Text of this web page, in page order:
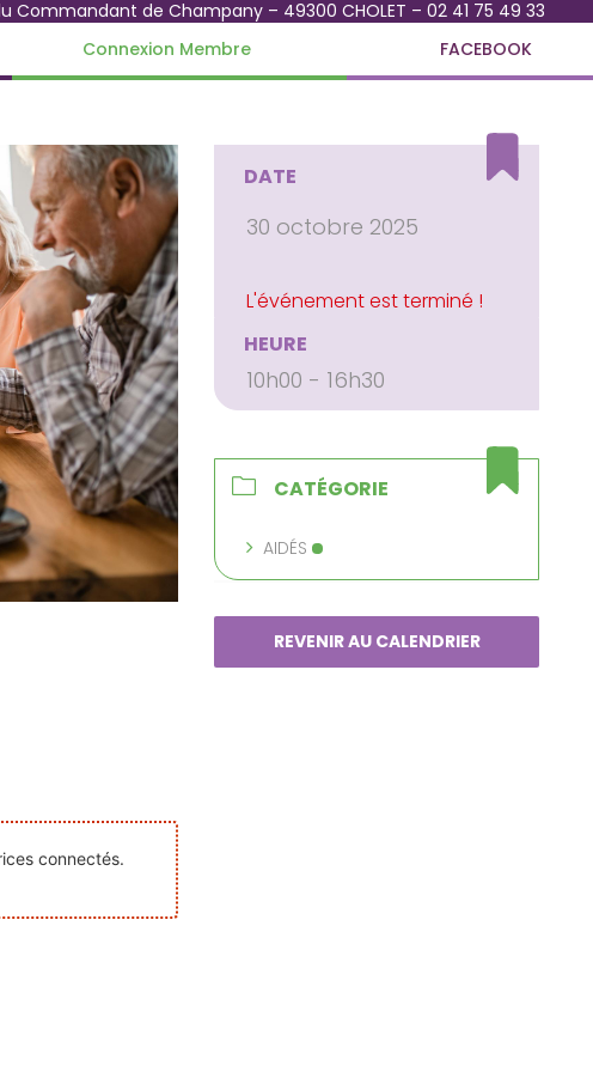
Commandant de Champany – 49300 CHOLET – 02 41 75 49 33
Connexion Membre FACEBOOK
connectés.
DATE
30 octobre 2025
HEURE
10h00 - 16h30
CATÉGORIE
AIDÉS
REVENIR AU CALENDRIER